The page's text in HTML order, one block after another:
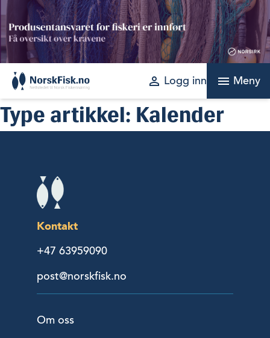
Skip
to
content
perm_identity Logg inn menu Meny
Type artikkel: Kalender
Kontakt
+47 63959090
post@norskfisk.no
Om oss